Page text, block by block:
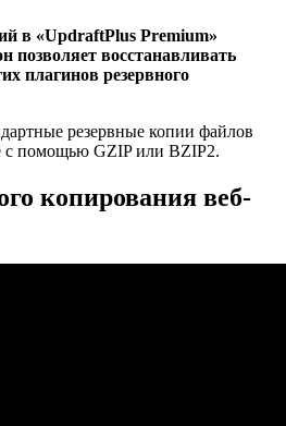
в «UpdraftPlus Premium»
позволяет восстанавливать
плагинов резервного
резервные копии файлов
помощью GZIP или BZIP2.
копирования веб-